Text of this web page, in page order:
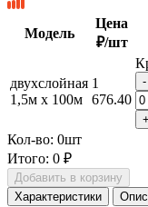
Модель
Цена
₽/шт
двухслойная
1,5м х 100м
1
676.40
-
+
Кол-во: 0шт
Итого: 0 ₽
Добавить в корзину
Характеристики